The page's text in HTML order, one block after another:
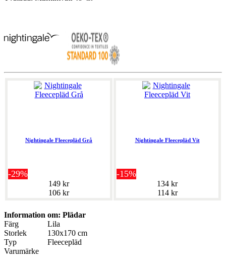
Nightingale Fleecepläd Grå
-29%
149 kr
106 kr
Nightingale Fleecepläd Vit
-15%
134 kr
114 kr
Information om: Plädar
Färg
Lila
Storlek
130x170 cm
Typ
Fleecepläd
Varumärke